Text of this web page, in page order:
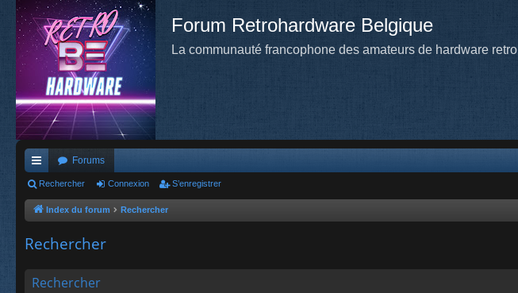
Forum Retrohardware Belgique
La communauté francophone des amateurs de hardware retro
cc
ès
de
Forums
Rechercher Connexion S’enregistrer
Index du forum Rechercher
Rechercher
Rechercher